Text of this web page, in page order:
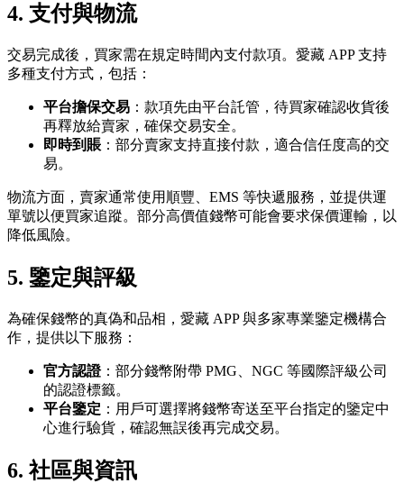
4. 支付與物流
交易完成後，買家需在規定時間內支付款項。愛藏 APP 支持
多種支付方式，包括：
平台擔保交易 ：款項先由平台託管，待買家確認收貨後
再釋放給賣家，確保交易安全。
即時到賬 ：部分賣家支持直接付款，適合信任度高的交
易。
物流方面，賣家通常使用順豐、EMS 等快遞服務，並提供運
單號以便買家追蹤。部分高價值錢幣可能會要求保價運輸，以
降低風險。
5. 鑒定與評級
為確保錢幣的真偽和品相，愛藏 APP 與多家專業鑒定機構合
作，提供以下服務：
官方認證：部分錢幣附帶 PMG、NGC 等國際評級公司
的認證標籤。
平台鑒定 ：用戶可選擇將錢幣寄送至平台指定的鑒定中
心進行驗貨，確認無誤後再完成交易。
6. 社區與資訊